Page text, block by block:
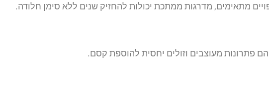
מתאימים, מדרגות ממתכת יכולות להחזיק שנים ללא סימן חלודה.
פתרונות מעוצבים וזולים יחסית להוספת קסם.